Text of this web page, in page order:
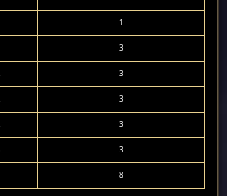
1
3
3
3
3
3
8